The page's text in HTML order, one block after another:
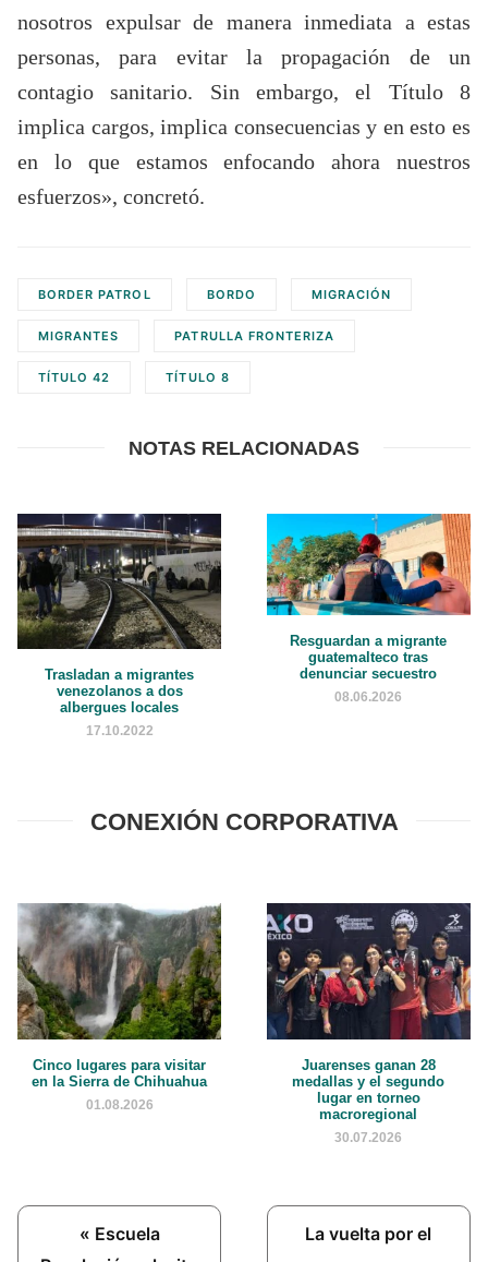
nosotros expulsar de manera inmediata a estas
personas, para evitar la propagación de un
contagio sanitario. Sin embargo, el Título 8
implica cargos, implica consecuencias y en esto es
en lo que estamos enfocando ahora nuestros
esfuerzos», concretó.
BORDER PATROL BORDO MIGRACIÓN
MIGRANTES PATRULLA FRONTERIZA
TÍTULO 42 TÍTULO 8
NOTAS RELACIONADAS
Trasladan a migrantes
venezolanos a dos
albergues locales
17.10.2022
Resguardan a migrante
guatemalteco tras
denunciar secuestro
08.06.2026
CONEXIÓN CORPORATIVA
Cinco lugares para visitar
en la Sierra de Chihuahua
01.08.2026
Juarenses ganan 28
medallas y el segundo
lugar en torneo
macroregional
30.07.2026
Previous
« Escuela
Next
La vuelta por el